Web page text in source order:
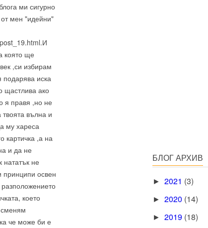
ми сигурно
мен "идейни"
която ще
,си избирам
подарява иска
щастлива ако
я правя ,но не
вълна и
му хареса
картичка ,а на
и да не
нататък не
принципи освен
което
че може би е
БЛОГ АРХИВ
► 2021 (3)
► 2020 (14)
► 2019 (18)